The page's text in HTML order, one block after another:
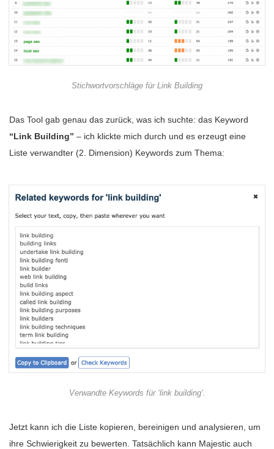
Stichwortvorschläge für Link Building
Das Tool gab genau das zurück, was ich suchte: das Keyword
“Link Building” – ich klickte mich durch und es erzeugt eine
Liste verwandter (2. Dimension) Keywords zum Thema:
Verwandte Keywords für ‘link building’.
Jetzt kann ich die Liste kopieren, bereinigen und analysieren, um
ihre Schwierigkeit zu bewerten. Tatsächlich kann Majestic auch